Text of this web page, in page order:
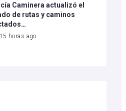
Caminera actualizó el
de rutas y caminos
15 horas ago